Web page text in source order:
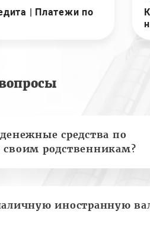
| Платежи по
средства по
своим родственникам?
иностранную